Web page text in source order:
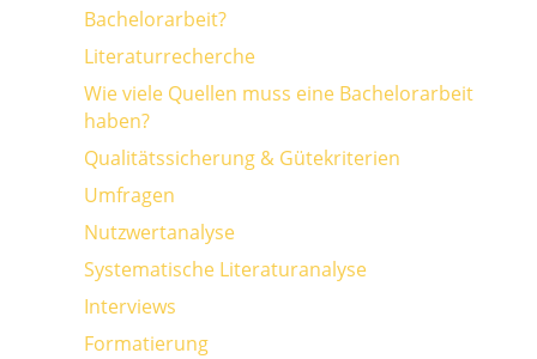
Bachelorarbeit?
Literaturrecherche
Wie viele Quellen muss eine Bachelorarbeit
haben?
Qualitätssicherung & Gütekriterien
Umfragen
Nutzwertanalyse
Systematische Literaturanalyse
Interviews
Formatierung